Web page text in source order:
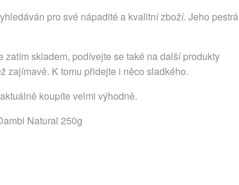
pro své nápadité a kvalitní zboží. Jeho pestrá
skladem, podívejte se také na další produkty
zajímavě. K tomu přidejte i něco sladkého.
koupíte velmi výhodně.
Natural 250g